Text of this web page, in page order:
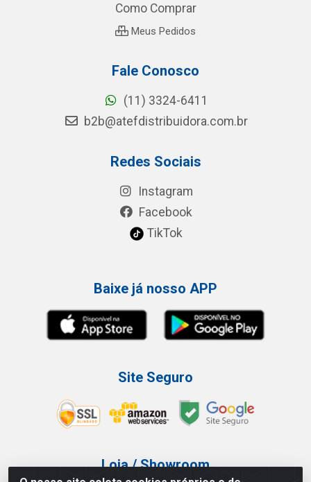
Como Comprar
Meus Pedidos
Fale Conosco
(11) 3324-6411
b2b@atefdistribuidora.com.br
Redes Sociais
Instagram
Facebook
TikTok
Baixe já nosso APP
Site Seguro
Loja / Showroom